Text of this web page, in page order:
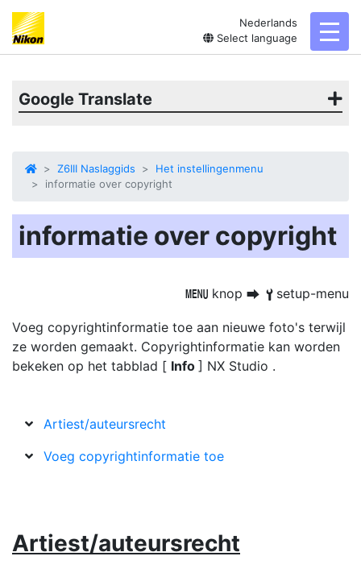
Nederlands
Select language
Google Translate
Z6III Naslaggids
Het instellingenmenu
informatie over copyright
informatie over copyright
G knop U B setup-menu
Voeg copyrightinformatie toe aan nieuwe foto's terwijl
ze worden gemaakt. Copyrightinformatie kan worden
bekeken op het tabblad [ Info ] NX Studio .
Artiest/auteursrecht
Voeg copyrightinformatie toe
Artiest/auteursrecht